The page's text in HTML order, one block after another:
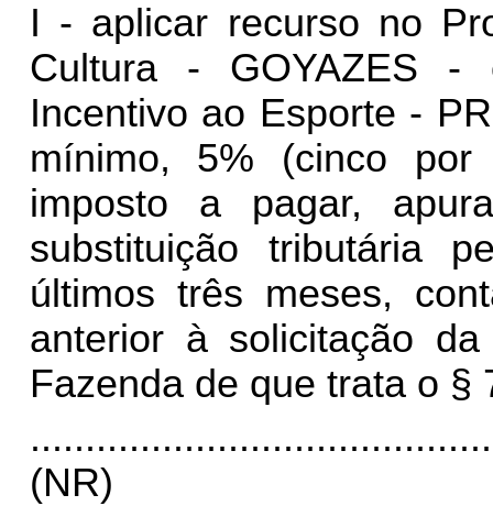
I - aplicar recurso no
Cultura - GOYAZES -
Incentivo ao Esporte -
mínimo, 5% (cinco
imposto a pagar,
substituição tributária
últimos três meses,
anterior à solicitação
Fazenda de que trata o §
(NR)